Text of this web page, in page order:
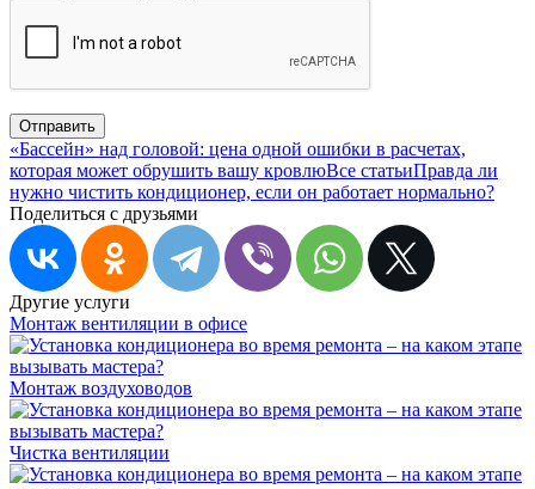
Отправить
«Бассейн» над головой: цена одной ошибки в расчетах,
которая может обрушить вашу кровлюВсе статьиПравда ли
нужно чистить кондиционер, если он работает нормально?
Поделиться с друзьями
Другие услуги
Монтаж вентиляции в офисе
Монтаж воздуховодов
Чистка вентиляции